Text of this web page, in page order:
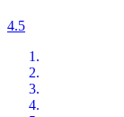
4.5